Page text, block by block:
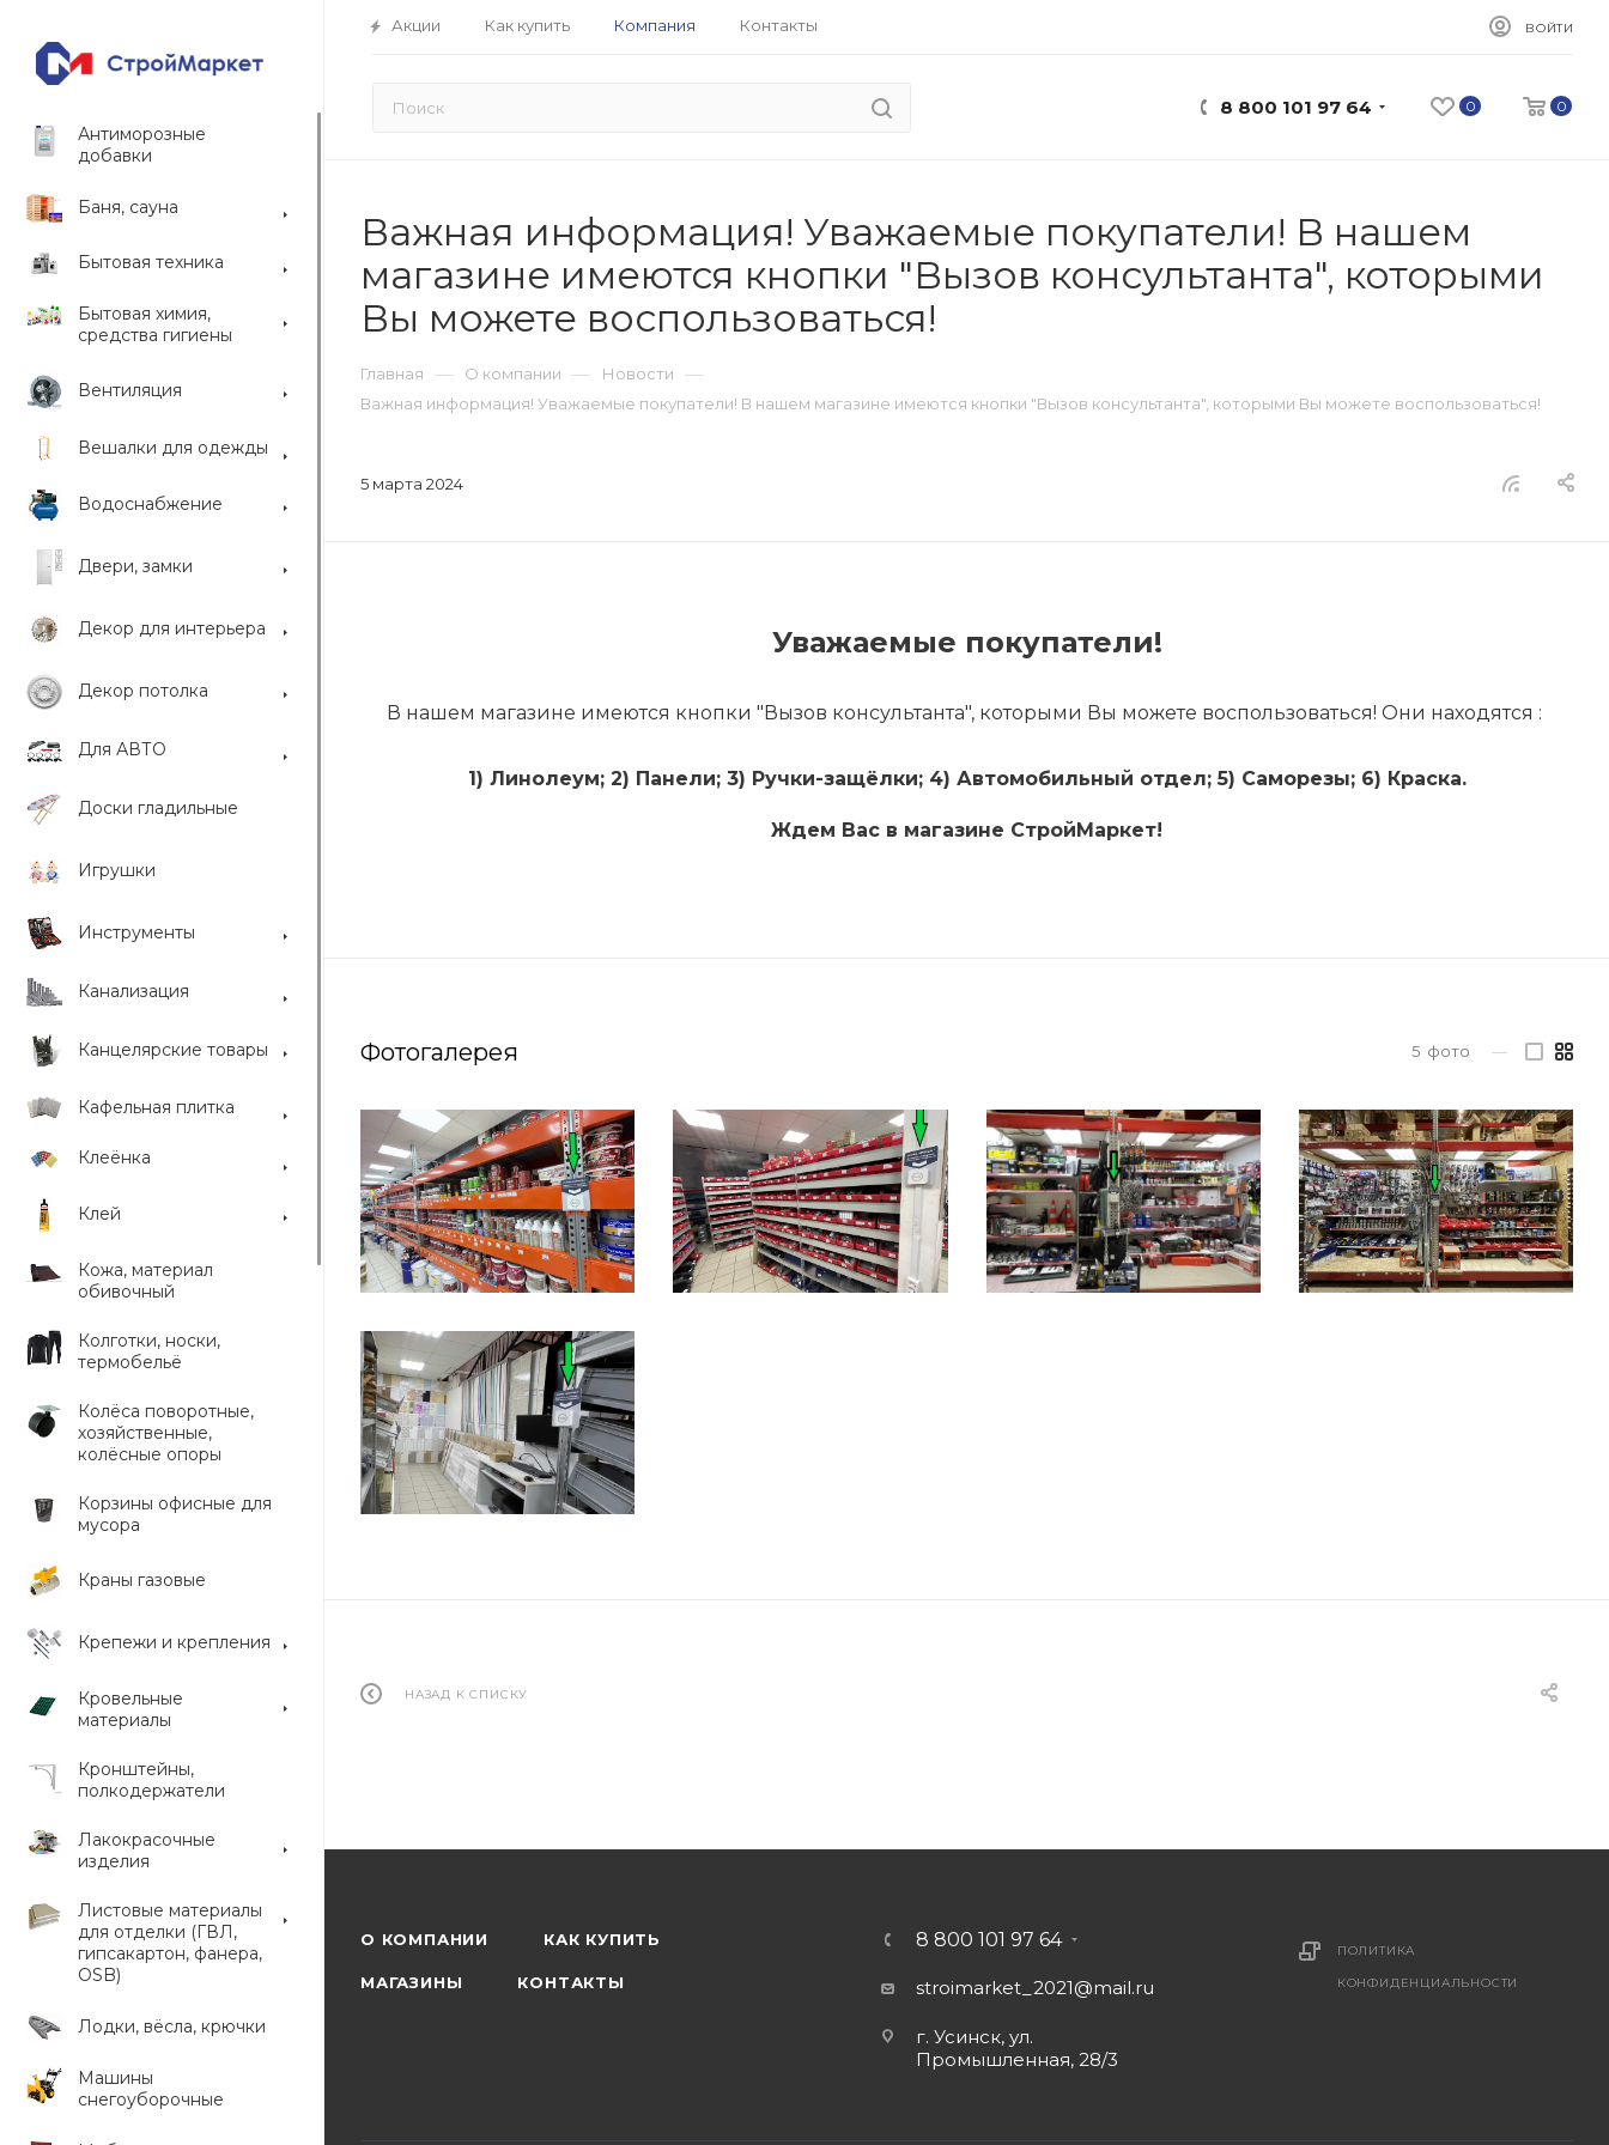
Акции Как купить Компания Контакты ВОЙТИ
0 0
8 800 101 97 64
Антиморозные
добавки
Баня, сауна
Бытовая техника
Бытовая химия,
средства гигиены
Вентиляция
Вешалки для одежды
Водоснабжение
Двери, замки
Декор для интерьера
Декор потолка
Для АВТО
Доски гладильные
Игрушки
Инструменты
Канализация
Канцелярские товары
Кафельная плитка
Клеёнка
Клей
Кожа, материал
обивочный
Колготки, носки,
термобельё
Колёса поворотные,
хозяйственные,
колёсные опоры
Корзины офисные для
мусора
Краны газовые
Крепежи и крепления
Кровельные
материалы
Кронштейны,
полкодержатели
Лакокрасочные
изделия
Листовые материалы
для отделки (ГВЛ,
гипсакартон, фанера,
OSB)
Лодки, вёсла, крючки
Машины
снегоуборочные
Важная информация! Уважаемые покупатели! В нашем
магазине имеются кнопки "Вызов консультанта", которыми
Вы можете воспользоваться!
Главная — О компании — Новости —
Важная информация! Уважаемые покупатели! В нашем магазине имеются кнопки "Вызов консультанта", которыми Вы можете воспользоваться!
5 марта 2024
Уважаемые покупатели!
В нашем магазине имеются кнопки "Вызов консультанта", которыми Вы можете воспользоваться! Они находятся :
1) Линолеум;2) Панели; 3) Ручки-защёлки; 4) Автомобильный отдел; 5) Саморезы; 6) Краска.
Ждем Вас в магазине СтройМаркет!
Фотогалерея 5 фото —
НАЗАД К СПИСКУ
О КОМПАНИИ КАК КУПИТЬ
МАГАЗИНЫ КОНТАКТЫ
8 800 101 97 64
stroimarket_2021@mail.ru
г. Усинск, ул.
Промышленная, 28/3
ПОЛИТИКА
КОНФИДЕНЦИАЛЬНОСТИ